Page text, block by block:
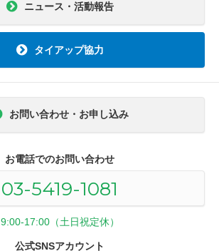
ニュース・活動報告
タイアップ協力
お問い合わせ・お申し込み
お電話でのお問い合わせ
03-5419-1081
9:00-17:00（土日祝定休）
公式SNSアカウント